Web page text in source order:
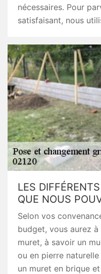
nécessaires. Pour
satisfaisant, nous
LES
QUE NOUS
Selon vos
budget, vous aurez
muret, à savoir un
ou en pierre
un muret en brique